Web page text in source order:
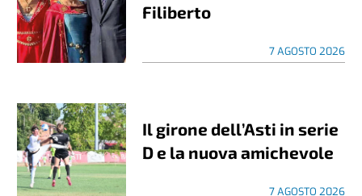
Filiberto
7 AGOSTO 2026
Il girone dell’Asti in serie
D e la nuova amichevole
7 AGOSTO 2026